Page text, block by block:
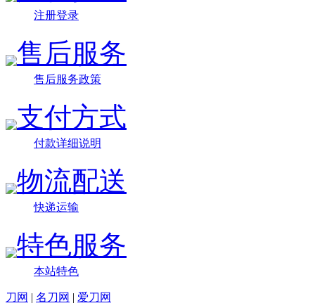
注册登录
售后服务
售后服务政策
支付方式
付款详细说明
物流配送
快递运输
特色服务
本站特色
刀网 | 名刀网 | 爱刀网